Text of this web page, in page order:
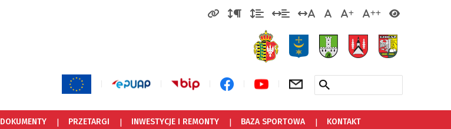
DOKUMENTY PRZETARGI INWESTYCJE I REMONTY BAZA SPORTOWA KONTAKT